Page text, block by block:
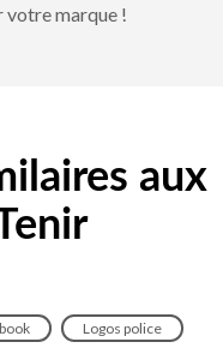
marque !
aux
Logos police